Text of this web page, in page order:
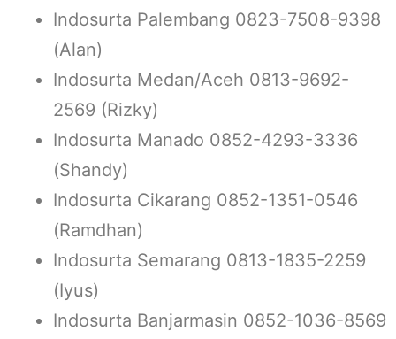
Indosurta Palembang 0823-7508-9398
(Alan)
Indosurta Medan/Aceh 0813-9692-
2569 (Rizky)
Indosurta Manado 0852-4293-3336
(Shandy)
Indosurta Cikarang 0852-1351-0546
(Ramdhan)
Indosurta Semarang 0813-1835-2259
(Iyus)
Indosurta Banjarmasin 0852-1036-8569